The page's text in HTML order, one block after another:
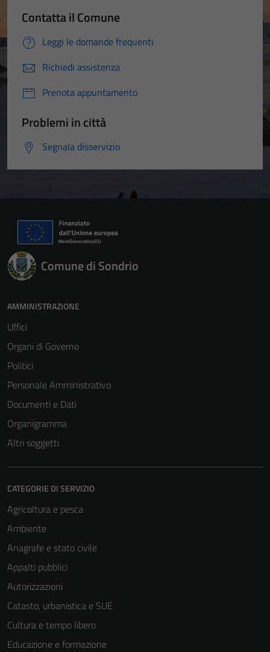
Contatta il Comune
Leggi le domande frequenti
Richiedi assistenza
Prenota appuntamento
Problemi in città
Segnala disservizio
Comune di Sondrio
AMMINISTRAZIONE
Uffici
Organi di Governo
Politici
Personale Amministrativo
Documenti e Dati
Organigramma
Altri soggetti
CATEGORIE DI SERVIZIO
Agricoltura e pesca
Ambiente
Anagrafe e stato civile
Appalti pubblici
Autorizzazioni
Catasto, urbanistica e SUE
Cultura e tempo libero
Educazione e formazione